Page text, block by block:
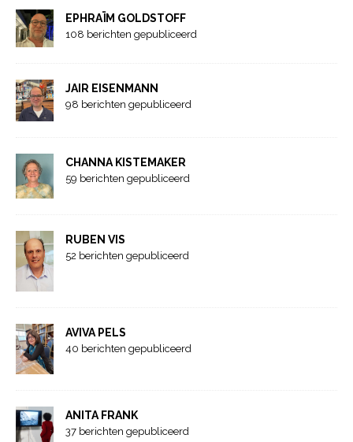
EPHRAÏM GOLDSTOFF
108 berichten gepubliceerd
JAIR EISENMANN
98 berichten gepubliceerd
CHANNA KISTEMAKER
59 berichten gepubliceerd
RUBEN VIS
52 berichten gepubliceerd
AVIVA PELS
40 berichten gepubliceerd
ANITA FRANK
37 berichten gepubliceerd